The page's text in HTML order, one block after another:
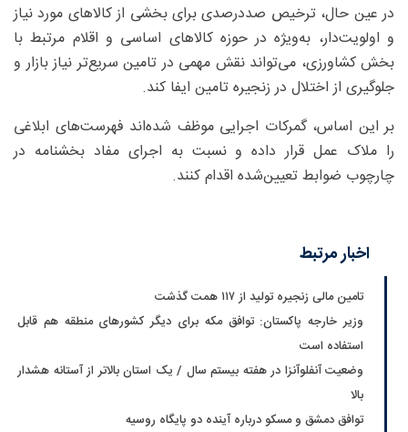
در عین حال، ترخیص صددرصدی برای بخشی از کالاهای مورد نیاز
و اولویت‌دار، به‌ویژه در حوزه کالاهای اساسی و اقلام مرتبط با
بخش کشاورزی، می‌تواند نقش مهمی در تامین سریع‌تر نیاز بازار و
جلوگیری از اختلال در زنجیره تامین ایفا کند.
بر این اساس، گمرکات اجرایی موظف شده‌اند فهرست‌های ابلاغی
را ملاک عمل قرار داده و نسبت به اجرای مفاد بخشنامه در
چارچوب ضوابط تعیین‌شده اقدام کنند.
اخبار مرتبط
تامین مالی زنجیره تولید از ۱۱۷ همت گذشت
وزیر خارجه پاکستان: توافق مکه برای دیگر کشورهای منطقه هم قابل
استفاده است
وضعیت آنفلوآنزا در هفته بیستم سال / یک استان بالاتر از آستانه هشدار
بالا
توافق دمشق و مسکو درباره آینده دو پایگاه روسیه